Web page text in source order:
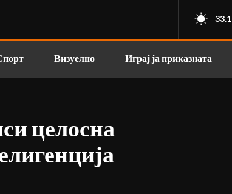
33.1
Визуелно Играј ја приказната
целосна